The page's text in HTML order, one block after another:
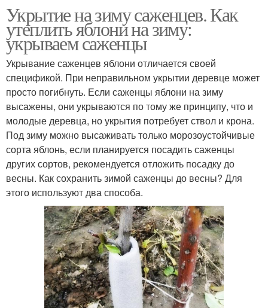
Укрытие на зиму саженцев. Как
утеплить яблони на зиму:
укрываем саженцы
Укрывание саженцев яблони отличается своей
спецификой. При неправильном укрытии деревце может
просто погибнуть. Если саженцы яблони на зиму
высажены, они укрываются по тому же принципу, что и
молодые деревца, но укрытия потребует ствол и крона.
Под зиму можно высаживать только морозоустойчивые
сорта яблонь, если планируется посадить саженцы
других сортов, рекомендуется отложить посадку до
весны. Как сохранить зимой саженцы до весны? Для
этого используют два способа.